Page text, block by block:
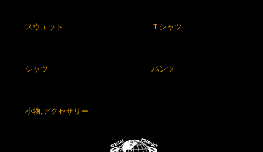
スウェット Ｔシャツ
シャツ パンツ
小物,アクセサリー